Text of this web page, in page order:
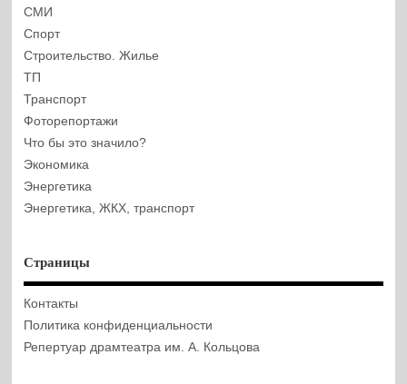
СМИ
Спорт
Строительство. Жилье
ТП
Транспорт
Фоторепортажи
Что бы это значило?
Экономика
Энергетика
Энергетика, ЖКХ, транспорт
Страницы
Контакты
Политика конфиденциальности
Репертуар драмтеатра им. А. Кольцова